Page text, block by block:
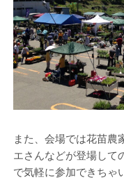
また、会場では花苗農
エさんなどが登場して
で気軽に参加できちゃ